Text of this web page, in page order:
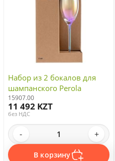
Набор из 2 бокалов для
шампанского Perola
15907.00
11 492 KZT
без НДС
- +
В корзину